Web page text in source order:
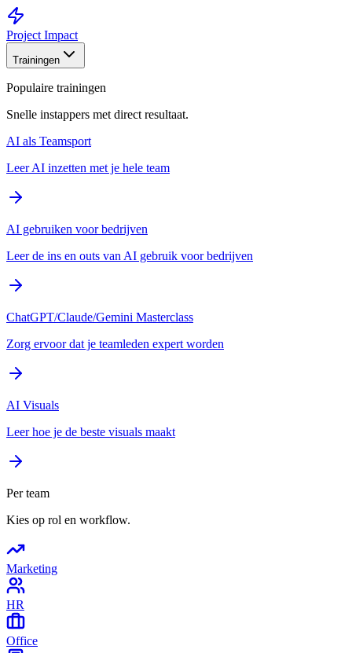
Project Impact
Trainingen
Populaire trainingen
Snelle instappers met direct resultaat.
AI als Teamsport
Leer AI inzetten met je hele team
AI gebruiken voor bedrijven
Leer de ins en outs van AI gebruik voor bedrijven
ChatGPT/Claude/Gemini Masterclass
Zorg ervoor dat je teamleden expert worden
AI Visuals
Leer hoe je de beste visuals maakt
Per team
Kies op rol en workflow.
Marketing
HR
Office